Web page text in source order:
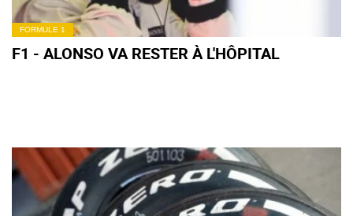
FORMULE 1
F1 - ALONSO VA RESTER À L'HÔPITAL